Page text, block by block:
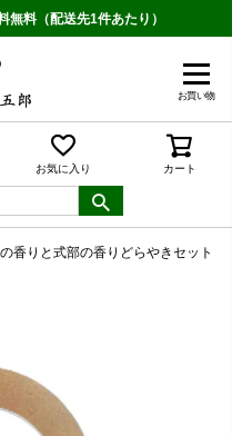
料（配送先1件あたり）
お買い物
お気に入り カート
香りと式部の香りどらやきセット